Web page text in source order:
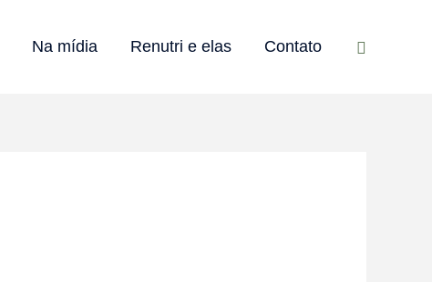
Na mídia Renutri e elas Contato Pesquisar